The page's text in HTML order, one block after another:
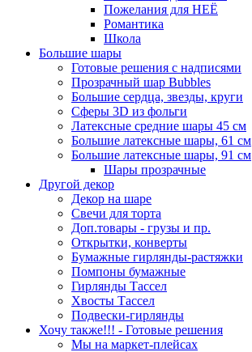
Пожелания для НЕЁ
Романтика
Школа
Большие шары
Готовые решения с надписями
Прозрачный шар Bubbles
Большие сердца, звезды, круги
Сферы 3D из фольги
Латексные средние шары 45 см
Большие латексные шары, 61 см
Большие латексные шары, 91 см
Шары прозрачные
Другой декор
Декор на шаре
Свечи для торта
Доп.товары - грузы и пр.
Открытки, конверты
Бумажные гирлянды-растяжки
Помпоны бумажные
Гирлянды Тассел
Хвосты Тассел
Подвески-гирлянды
Хочу также!!! - Готовые решения
Мы на маркет-плейсах